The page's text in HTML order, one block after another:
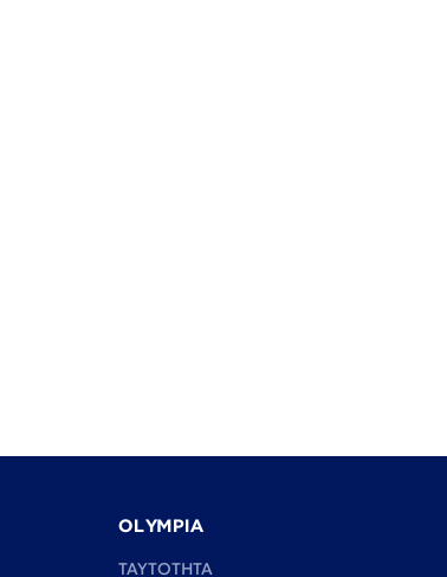
OLYMPIA
TAYTOTHTA